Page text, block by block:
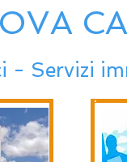
- Servizi